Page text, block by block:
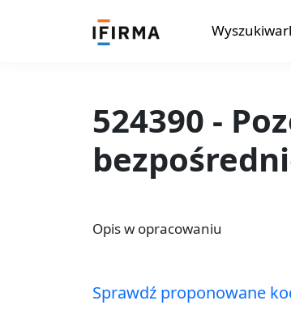
524390 -
Opis w opracowaniu
Sprawdź proponowane